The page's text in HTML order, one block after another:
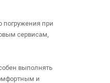
погружения при
сервисам,
выполнять
и